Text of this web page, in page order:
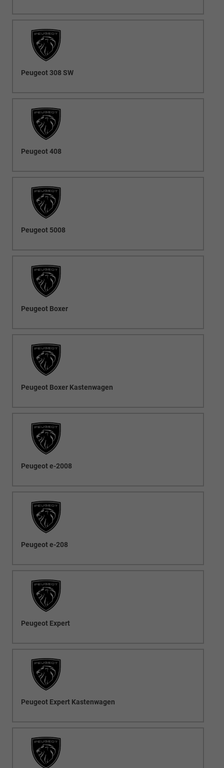
Peugeot 308 SW
Peugeot 408
Peugeot 5008
Peugeot Boxer
Peugeot Boxer Kastenwagen
Peugeot e-2008
Peugeot e-208
Peugeot Expert
Peugeot Expert Kastenwagen